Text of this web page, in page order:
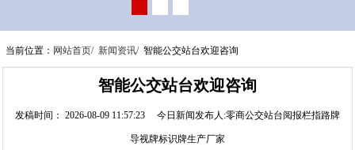
当前位置： 网站首页/ 新闻资讯/ 智能公交站台欢迎咨询
智能公交站台欢迎咨询
发稿时间： 2026-08-09 11:57:23 今日新闻发布人:零商公交站台阅报栏指路牌
导视牌标识牌生产厂家